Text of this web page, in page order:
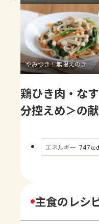
トーク
よくあるお
お買い物
AJINOMOTO
やみつき！無限えのき
鶏ひき肉・な
分控えめ＞の
エネルギー 747
主食のレシ